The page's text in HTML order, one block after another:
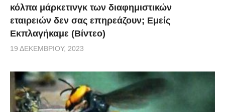
κόλπα μάρκετινγκ των διαφημιστικών
εταιρειών δεν σας επηρεάζουν; Εμείς
Εκπλαγήκαμε (Βίντεο)
19 ΔΕΚΕΜΒΡΊΟΥ, 2023